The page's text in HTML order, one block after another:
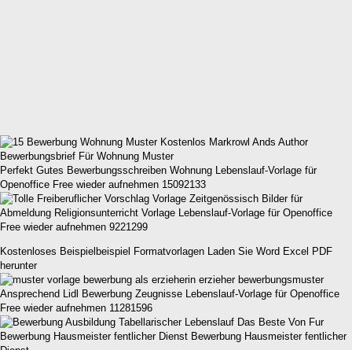
Perfekt Gutes Bewerbungsschreiben Wohnung Lebenslauf-Vorlage für
Openoffice Free wieder aufnehmen 15092133
Abmeldung Religionsunterricht Vorlage Lebenslauf-Vorlage für Openoffice
Free wieder aufnehmen 9221299
Kostenloses Beispielbeispiel Formatvorlagen Laden Sie Word Excel PDF
herunter
Ansprechend Lidl Bewerbung Zeugnisse Lebenslauf-Vorlage für Openoffice
Free wieder aufnehmen 11281596